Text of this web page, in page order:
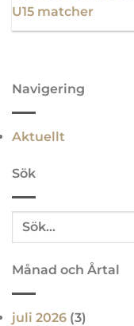
U15 matcher
Navigering
Aktuellt
Sök
Månad och Årtal
juli 2026 (3)